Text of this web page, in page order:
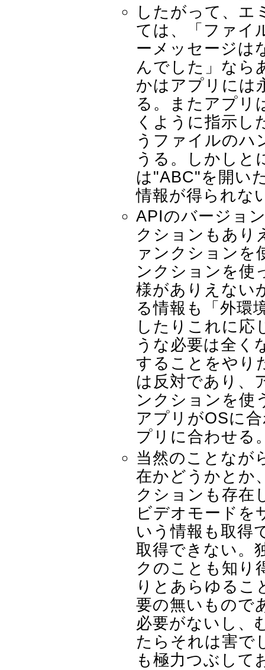
したがって、エ
ては、「ファイ
ーメッセージは
んでした」なら
かはアプリには
る。またアプリ
くように指示し
うファイルのハ
うる。しかしと
は"ABC"を開い
情報が得られな
APIのバージョ
クションもあり
ァンクションを
ンクションを使
様がありえない
る情報も「外環
したりこれに応
うな必要は全く
することをやり
は反対であり、
ンクションを使
アプリがOSに
プリに合わせる
当然のことなが
在かどうかとか
クションも存在
ビデオモードを
いう情報も取得
取得できない。
クのことも知り
りとあらゆるこ
要の無いもので
必要がないし、
たらそれは害で
も極力つぶして